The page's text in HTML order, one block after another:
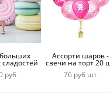
руб
Ассорти шаров -
свечи на торт 20
76 руб шт